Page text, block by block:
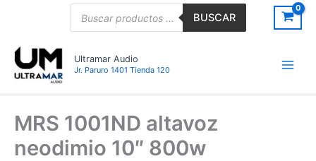
BUSCAR
Ultramar Audio
Jr. Paruro 1401 Tienda 120
MRS 1001ND altavoz
neodimio 10″ 800w